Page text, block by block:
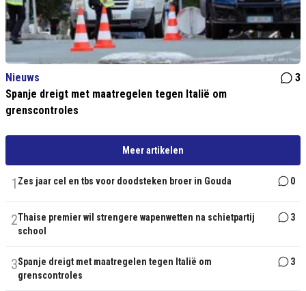
Nieuws
3
Spanje dreigt met maatregelen tegen Italië om
grenscontroles
Meer artikelen
1 Zes jaar cel en tbs voor doodsteken broer in Gouda 0
2Thaise premier wil strengere wapenwetten na schietpartij
school
3
3Spanje dreigt met maatregelen tegen Italië om
grenscontroles
3